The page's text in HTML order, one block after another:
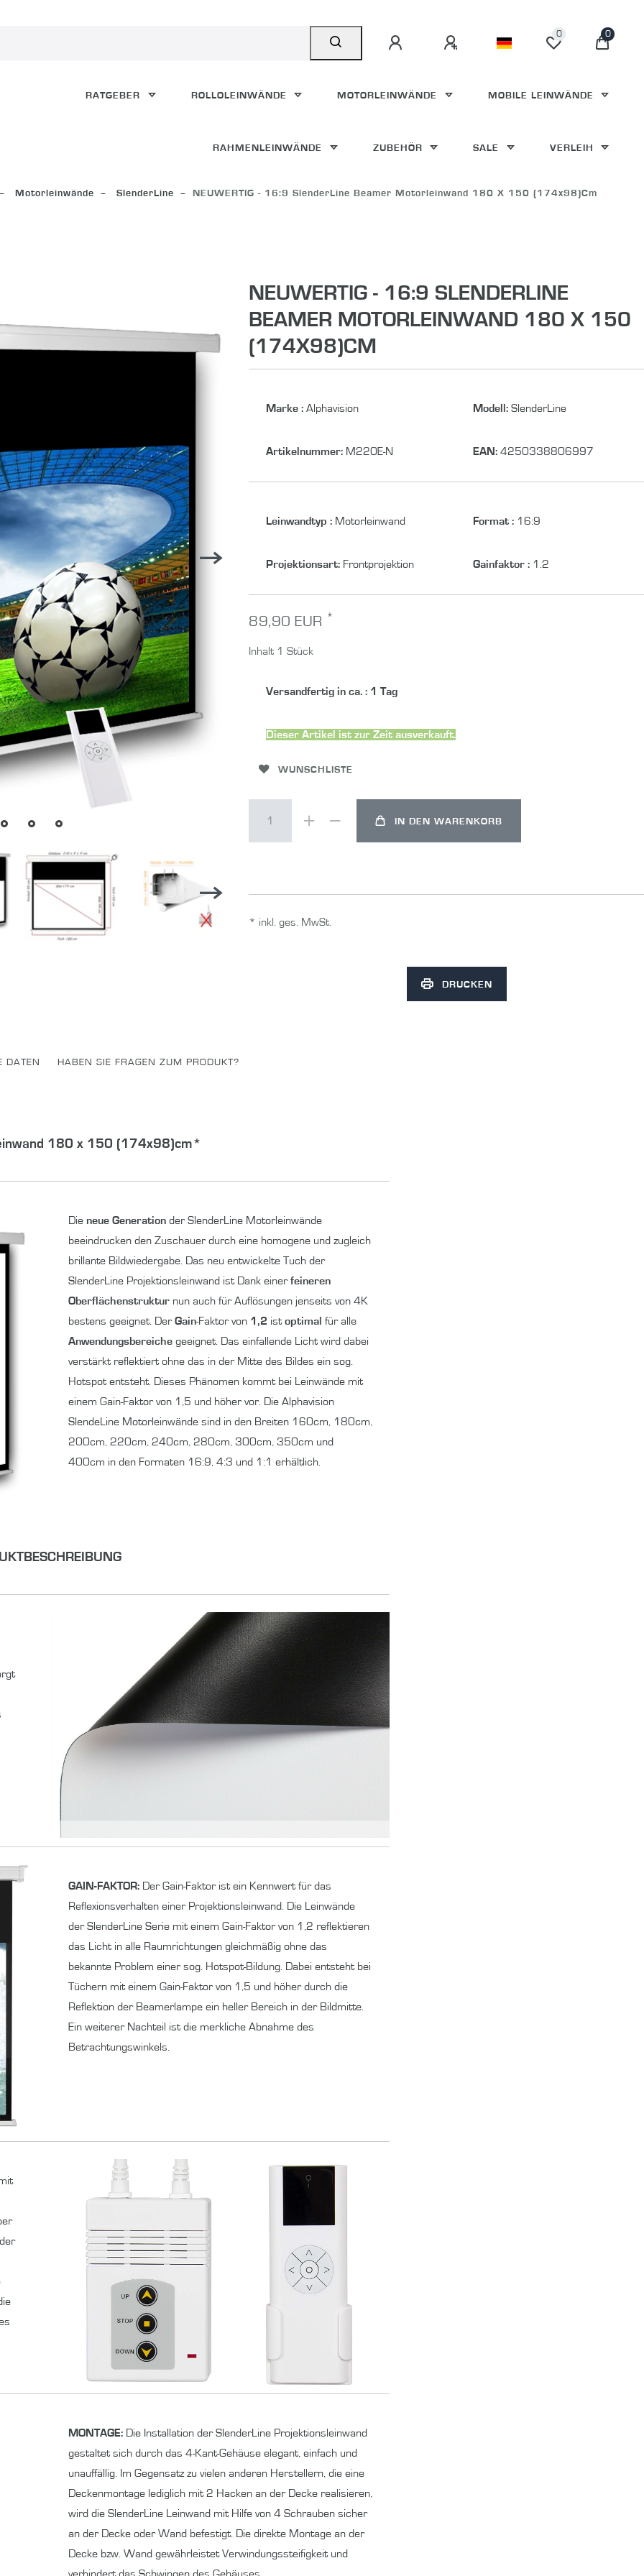
0 0
RATGEBER ROLLOLEINWÄNDE MOTORLEINWÄNDE MOBILE LEINWÄNDE
RAHMENLEINWÄNDE ZUBEHÖR SALE VERLEIH
Motorleinwände SlenderLine NEUWERTIG - 16:9 SlenderLine Beamer Motorleinwand 180 X 150 (174x98)cm
NEUWERTIG - 16:9 SLENDERLINE
BEAMER MOTORLEINWAND 180 X 150
(174X98)CM
Marke : Alphavision Modell:SlenderLine
Artikelnummer: M220E-N EAN:4250338806997
Leinwandtyp : Motorleinwand Format : 16:9
Projektionsart: Frontprojektion Gainfaktor : 1.2
89,90 EUR *
Inhalt 1 Stück
Versandfertig in ca. : 1 Tag
Dieser Artikel ist zur Zeit ausverkauft.
WUNSCHLISTE
IN DEN WARENKORB
* inkl. ges. MwSt.
DATEN HABEN SIE FRAGEN ZUM PRODUKT?
180 x 150 (174x98)cm*
Die neue Generation der SlenderLine Motorleinwände
beeindrucken den Zuschauer durch eine homogene und zugleich
brillante Bildwiedergabe. Das neu entwickelte Tuch der
SlenderLine Projektionsleinwand ist Dank einerfeineren
Oberflächenstruktur nun auch für Auflösungen jenseits von 4K
bestens geeignet. DerGain-Faktor von 1,2 istoptimal für alle
Anwendungsbereiche geeignet. Das einfallende Licht wird dabei
verstärkt reflektiert ohne das in der Mitte des Bildes ein sog.
Hotspot entsteht. Dieses Phänomen kommt bei Leinwände mit
einem Gain-Faktor von 1,5 und höher vor. Die Alphavision
SlendeLine Motorleinwände sind in den Breiten 160cm, 180cm,
200cm, 220cm, 240cm, 280cm, 300cm, 350cm und
400cm in den Formaten 16:9, 4:3 und 1:1 erhältlich.
GAIN-FAKTOR: Der Gain-Faktor ist ein Kennwert für das
Reflexionsverhalten einer Projektionsleinwand. Die Leinwände
der SlenderLine Serie mit einem Gain-Faktor von 1,2 reflektieren
das Licht in alle Raumrichtungen gleichmäßig ohne das
bekannte Problem einer sog. Hotspot-Bildung. Dabei entsteht bei
Tüchern mit einem Gain-Faktor von 1,5 und höher durch die
Reflektion der Beamerlampe ein heller Bereich in der Bildmitte.
Ein weiterer Nachteil ist die merkliche Abnahme des
Betrachtungswinkels.
MONTAGE: Die Installation der SlenderLine Projektionsleinwand
gestaltet sich durch das 4-Kant-Gehäuse elegant, einfach und
unauffällig. Im Gegensatz zu vielen anderen Herstellern, die eine
Deckenmontage lediglich mit 2 Hacken an der Decke realisieren,
wird die SlenderLine Leinwand mit Hilfe von 4 Schrauben sicher
an der Decke oder Wand befestigt. Die direkte Montage an der
Decke bzw. Wand gewährleistet Verwindungssteifigkeit und
verhindert das Schwingen des Gehäuses.
DRUCKEN